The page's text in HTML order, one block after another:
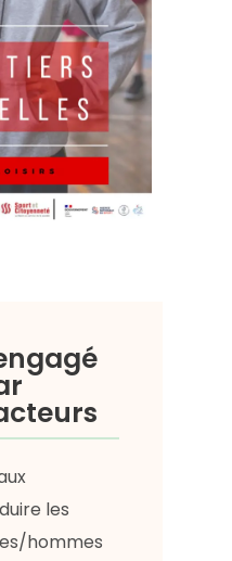
les
hommes